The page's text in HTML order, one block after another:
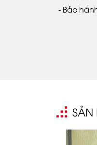
- Bảo
SẢN